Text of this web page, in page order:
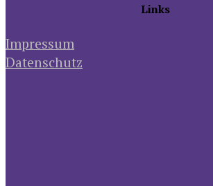
Links
Impressum
Datenschutz